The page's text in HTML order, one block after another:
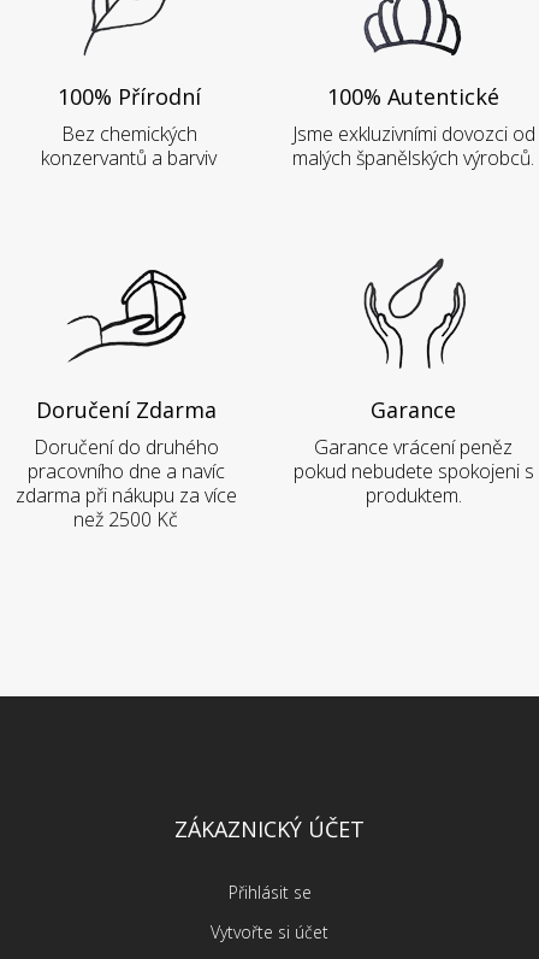
100% Přírodní
Bez chemických
konzervantů a barviv
100% Autentické
Jsme exkluzivními dovozci od
malých španělských výrobců.
Doručení Zdarma
Doručení do druhého
pracovního dne a navíc
zdarma při nákupu za více
než 2500 Kč
Garance
Garance vrácení peněz
pokud nebudete spokojeni s
produktem.
ZÁKAZNICKÝ ÚČET
Přihlásit se
Vytvořte si účet